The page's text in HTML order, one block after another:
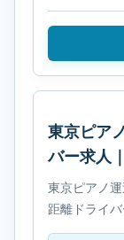
東京ピア
バー求人
東京ピアノ
距離ドライ
す。勤務時